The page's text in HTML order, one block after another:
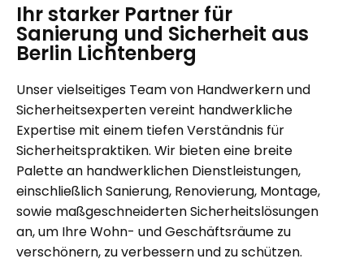
Ihr starker Partner für
Sanierung und Sicherheit aus
Berlin Lichtenberg
Unser vielseitiges Team von Handwerkern und
Sicherheitsexperten vereint handwerkliche
Expertise mit einem tiefen Verständnis für
Sicherheitspraktiken. Wir bieten eine breite
Palette an handwerklichen Dienstleistungen,
einschließlich Sanierung, Renovierung, Montage,
sowie maßgeschneiderten Sicherheitslösungen
an, um Ihre Wohn- und Geschäftsräume zu
verschönern, zu verbessern und zu schützen.